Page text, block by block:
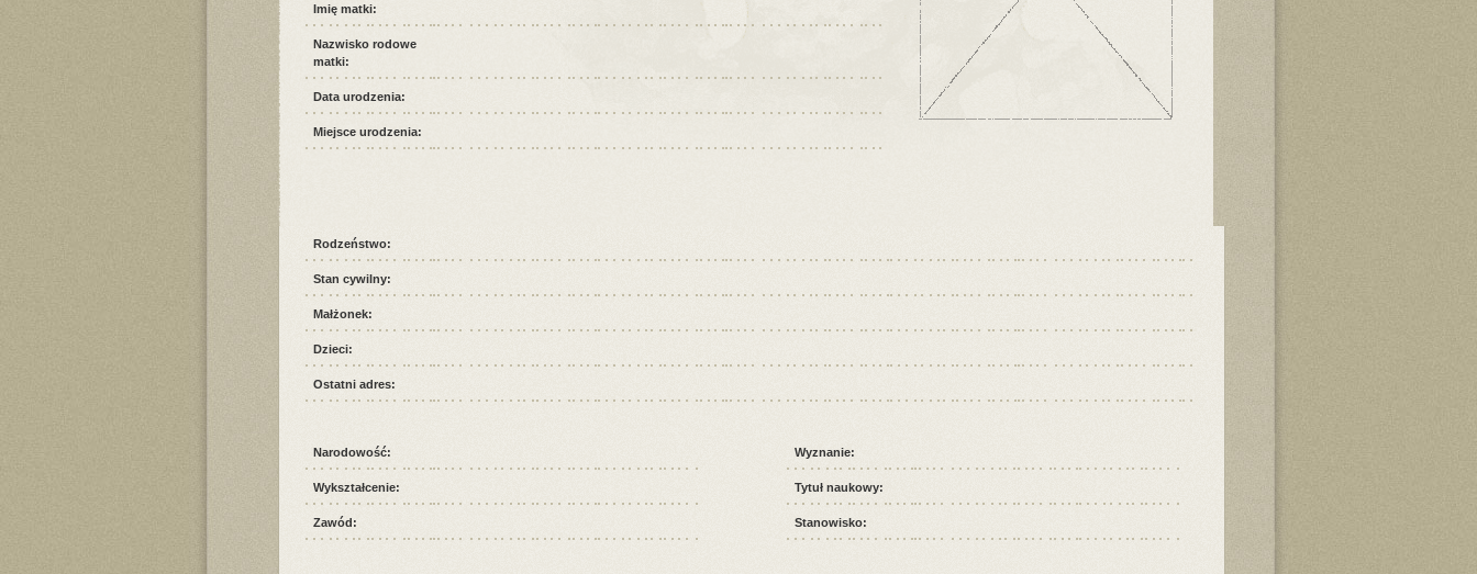
Imię matki:
Nazwisko rodowe
matki:
Data urodzenia:
Miejsce urodzenia:
Rodzeństwo:
Stan cywilny:
Małżonek:
Dzieci:
Ostatni adres:
Narodowość:
Wykształcenie:
Zawód:
Wyznanie:
Tytuł naukowy:
Stanowisko: